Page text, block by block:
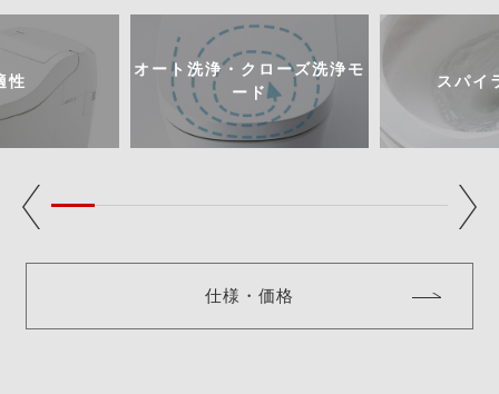
性
オート洗浄・クローズ洗浄モ
ード
スパイ
仕様・価格